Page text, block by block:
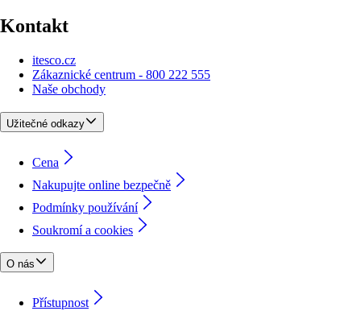
Kontakt
itesco.cz
Zákaznické centrum - 800 222 555
Naše obchody
Užitečné odkazy
Cena
Nakupujte online bezpečně
Podmínky používání
Soukromí a cookies
O nás
Přístupnost